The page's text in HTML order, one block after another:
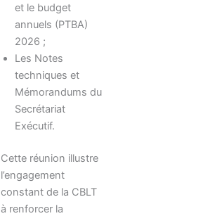
et le budget
annuels (PTBA)
2026 ;
Les Notes
techniques et
Mémorandums du
Secrétariat
Exécutif.
Cette réunion illustre
l’engagement
constant de la CBLT
à renforcer la